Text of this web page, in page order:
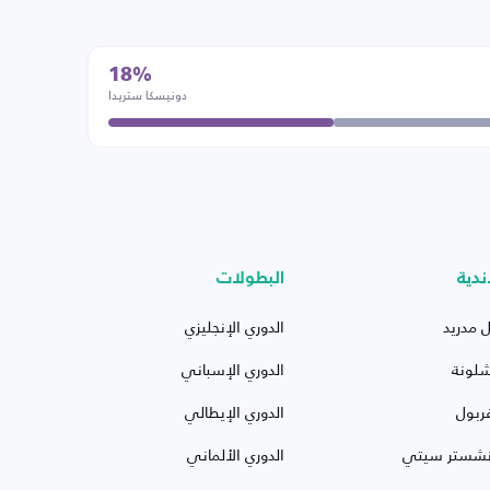
18%
دونيسكا ستريدا
مدريد
سيتي
البطولات
الدوري الإنجليزي
الدوري الإسباني
الدوري الإيطالي
الدوري الألماني